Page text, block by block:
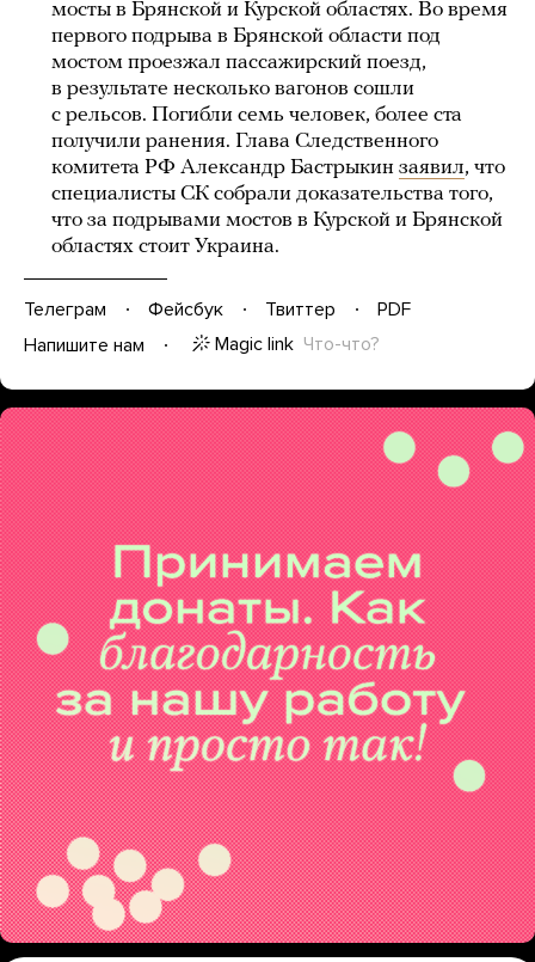
мосты в Брянской и Курской областях. Во время
первого подрыва в Брянской области под
мостом проезжал пассажирский поезд,
в результате несколько вагонов сошли
с рельсов. Погибли семь человек, более ста
получили ранения. Глава Следственного
комитета РФ Александр Бастрыкин заявил, что
специалисты СК собрали доказательства того,
что за подрывами мостов в Курской и Брянской
областях стоит Украина.
Телеграм Фейсбук Твиттер
PDF
Напишите нам
Magic link Что-что?